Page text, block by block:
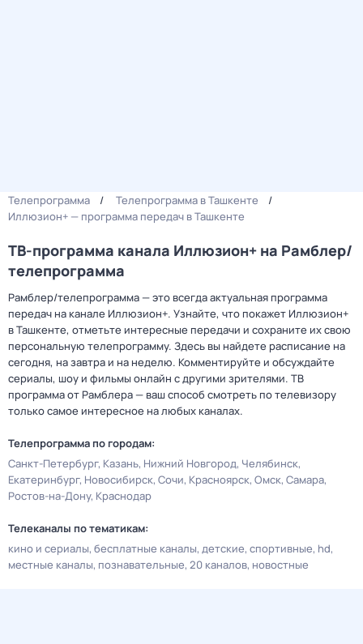
Телепрограмма
Телепрограмма в Ташкенте
Иллюзион+ — программа передач в Ташкенте
ТВ-программа канала Иллюзион+ на Рамблер/
телепрограмма
Рамблер/телепрограмма — это всегда актуальная программа
передач на канале Иллюзион+. Узнайте, что покажет Иллюзион+
в Ташкенте, отметьте интересные передачи и сохраните их свою
персональную телепрограмму. Здесь вы найдете расписание на
сегодня, на завтра и на неделю. Комментируйте и обсуждайте
сериалы, шоу и фильмы онлайн с другими зрителями. ТВ
программа от Рамблера — ваш способ смотреть по телевизору
только самое интересное на любых каналах.
Телепрограмма по городам:
Санкт-Петербург Казань Нижний Новгород Челябинск
Екатеринбург Новосибирск Сочи Красноярск Омск Самара
Ростов-на-Дону Краснодар
Телеканалы по тематикам:
кино и сериалы бесплатные каналы детские спортивные hd
местные каналы познавательные 20 каналов новостные